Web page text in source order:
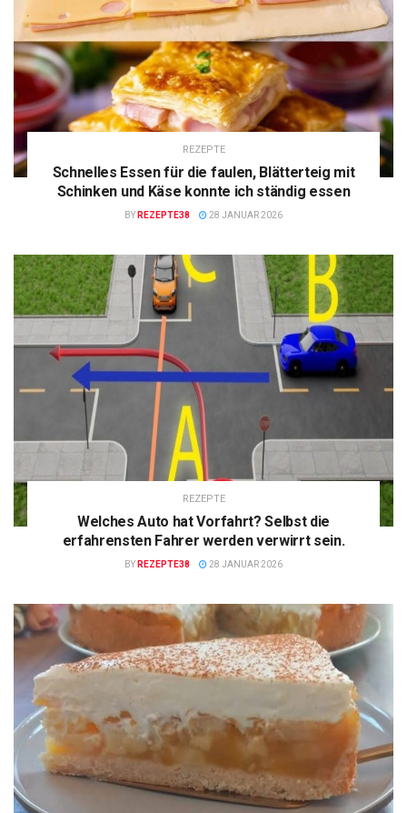
REZEPTE
Schnelles Essen für die faulen, Blätterteig mit
Schinken und Käse konnte ich ständig essen
BY REZEPTE38 28 JANUAR 2026
REZEPTE
Welches Auto hat Vorfahrt? Selbst die
erfahrensten Fahrer werden verwirrt sein.
BY REZEPTE38 28 JANUAR 2026